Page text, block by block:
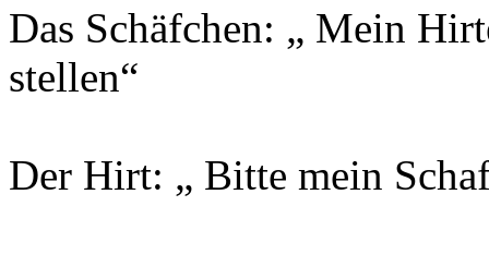
Das Schäfchen: „ Mein
stellen“
Der Hirt: „ Bitte mein